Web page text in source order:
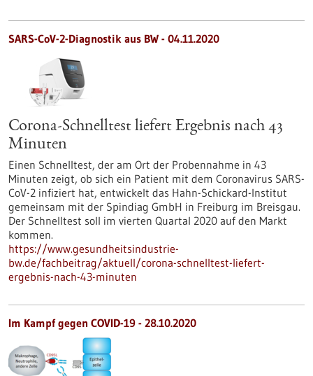
SARS-CoV-2-Diagnostik aus BW - 04.11.2020
Corona-Schnelltest liefert Ergebnis nach 43
Minuten
Einen Schnelltest, der am Ort der Probennahme in 43
Minuten zeigt, ob sich ein Patient mit dem Coronavirus SARS-
CoV-2 infiziert hat, entwickelt das Hahn-Schickard-Institut
gemeinsam mit der Spindiag GmbH in Freiburg im Breisgau.
Der Schnelltest soll im vierten Quartal 2020 auf den Markt
kommen.
https://www.gesundheitsindustrie-
bw.de/fachbeitrag/aktuell/corona-schnelltest-liefert-
ergebnis-nach-43-minuten
Im Kampf gegen COVID-19 - 28.10.2020